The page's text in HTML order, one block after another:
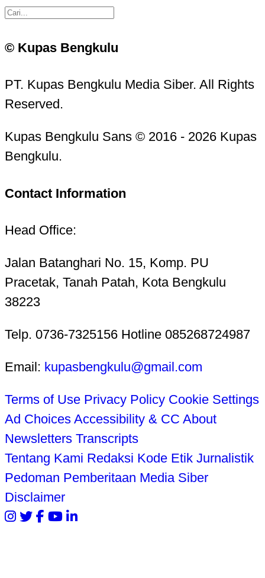
© Kupas Bengkulu
PT. Kupas Bengkulu Media Siber. All Rights
Reserved.
Kupas Bengkulu Sans © 2016 - 2026 Kupas
Bengkulu.
Contact Information
Head Office:
Jalan Batanghari No. 15, Komp. PU
Pracetak, Tanah Patah, Kota Bengkulu
38223
Telp. 0736-7325156 Hotline 085268724987
Email: kupasbengkulu@gmail.com
Terms of Use Privacy Policy Cookie Settings
Ad Choices Accessibility & CC About
Newsletters Transcripts
Tentang Kami Redaksi Kode Etik Jurnalistik
Pedoman Pemberitaan Media Siber
Disclaimer